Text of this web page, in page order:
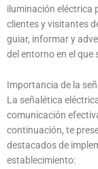
iluminación eléctrica
clientes y visitantes
guiar, informar y
del entorno en el que
Importancia de la
La señalética
comunicación
continuación, te
destacados de
establecimiento: